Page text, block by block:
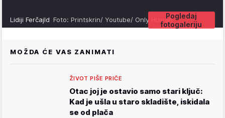
Pogledaj
fotogaleriju
Lidiji Ferčajld Foto: Printskrin/ Youtube/ Only Human
MOŽDA ĆE VAS ZANIMATI
ŽIVOT PIŠE PRIČE
Otac joj je ostavio samo stari ključ:
Kad je ušla u staro skladište, iskidala
se od plača